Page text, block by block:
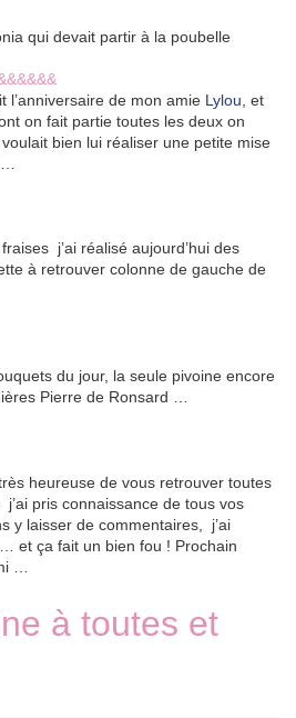
qui devait partir à la poubelle
l’anniversaire de mon amie Lylou , et
on fait partie toutes les deux on
bien lui réaliser une petite mise
j’ai réalisé aujourd’hui des
à retrouver colonne de gauche de
du jour, la seule pivoine encore
Pierre de Ronsard …
heureuse de vous retrouver toutes
pris connaissance de tous vos
y laisser de commentaires, j’ai
et ça fait un bien fou ! Prochain
…
à toutes et